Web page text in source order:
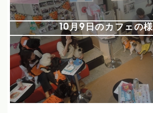
10月9日のカフェの